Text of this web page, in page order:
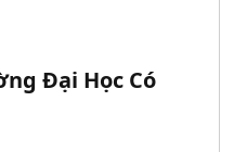
Đại Học Có